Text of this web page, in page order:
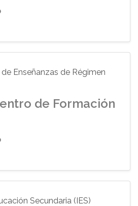
Enseñanzas de Régimen
de Formación
Secundaria (IES)